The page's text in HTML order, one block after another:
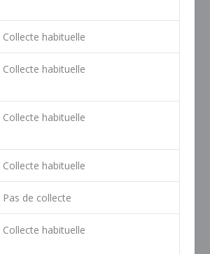
Collecte habituelle
Collecte habituelle
Collecte habituelle
Collecte habituelle
Pas de collecte
Collecte habituelle